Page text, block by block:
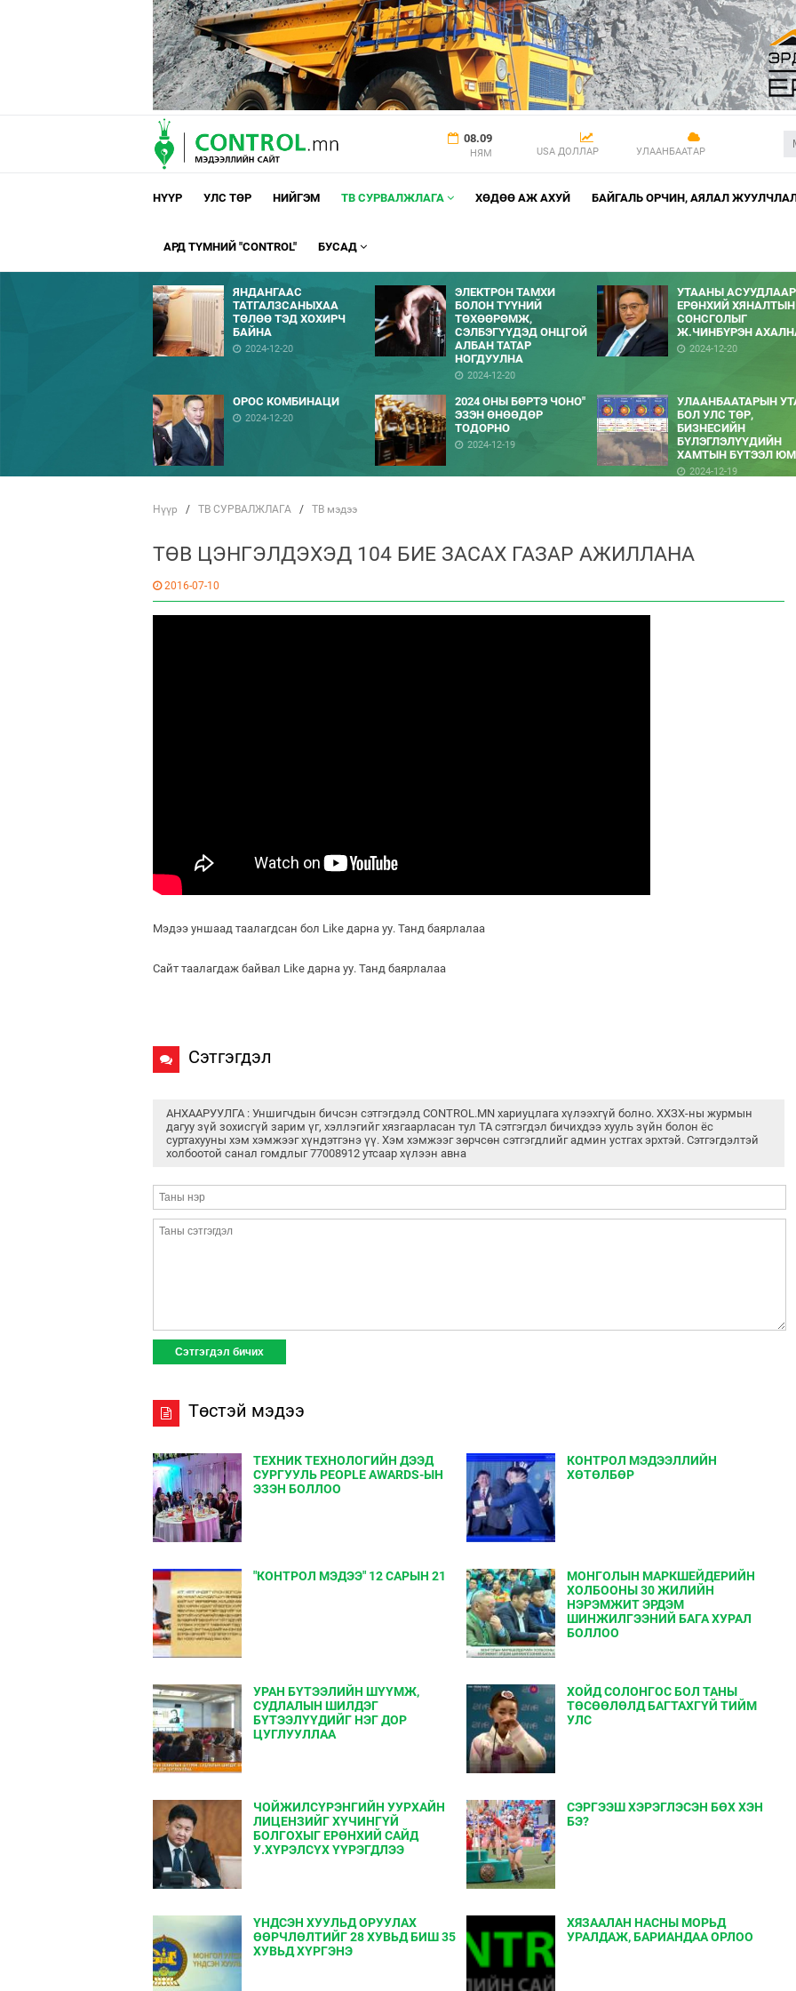
08.09
НЯМ USA ДОЛЛАР УЛААНБААТАР
НҮҮР УЛС ТӨР НИЙГЭМ ТВ СУРВАЛЖЛАГА ХӨДӨӨ АЖ АХУЙ БАЙГАЛЬ ОРЧИН, АЯЛАЛ
АРД ТҮМНИЙ "CONTROL" БУСАД
ЯНДАНГААС
ТАТГАЛЗСАНЫХАА
ТӨЛӨӨ ТЭД ХОХИРЧ
БАЙНА
2024-12-20
ЭЛЕКТРОН ТАМХИ
БОЛОН ТҮҮНИЙ
ТӨХӨӨРӨМЖ,
СЭЛБЭГҮҮДЭД ОНЦГОЙ
АЛБАН ТАТАР
НОГДУУЛНА
2024-12-20
УТААНЫ АСУУДЛААР
ЕРӨНХИЙ ХЯНАЛТЫН
СОНСГОЛЫГ
Ж.ЧИНБҮРЭН
2024-12-20
ОРОС КОМБИНАЦИ
2024-12-20
2024 ОНЫ БӨРТЭ ЧОНО"
ЭЗЭН ӨНӨӨДӨР
ТОДОРНО
2024-12-19
УЛААНБААТАРЫН
БОЛ УЛС ТӨР,
БИЗНЕСИЙН
БҮЛЭГЛЭЛҮҮДИЙН
ХАМТЫН БҮТЭЭЛ ЮМ
2024-12-19
Нүүр / ТВ СУРВАЛЖЛАГА / ТВ мэдээ
ТӨВ ЦЭНГЭЛДЭХЭД 104 БИЕ ЗАСАХ ГАЗАР АЖИЛЛАНА
2016-07-10
Мэдээ уншаад таалагдсан бол Like дарна уу. Танд баярлалаа
Сайт таалагдаж байвал Like дарна уу. Танд баярлалаа
Сэтгэгдэл
АНХААРУУЛГА : Уншигчдын бичсэн сэтгэгдэлд CONTROL.MN хариуцлага хүлээхгүй болно. ХХЗХ-ны журмын
дагуу зүй зохисгүй зарим үг, хэллэгийг хязгаарласан тул ТА сэтгэгдэл бичихдээ хууль зүйн болон ёс
суртахууны хэм хэмжээг хүндэтгэнэ үү. Хэм хэмжээг зөрчсөн сэтгэгдлийг админ устгах эрхтэй. Сэтгэгдэлтэй
холбоотой санал гомдлыг 77008912 утсаар хүлээн авна
Төстэй мэдээ
ТЕХНИК ТЕХНОЛОГИЙН ДЭЭД
СУРГУУЛЬ PEOPLE AWARDS-ЫН
ЭЗЭН БОЛЛОО
КОНТРОЛ МЭДЭЭЛЛИЙН
ХӨТӨЛБӨР
"КОНТРОЛ МЭДЭЭ" 12 САРЫН 21
МОНГОЛЫН МАРКШЕЙДЕРИЙН
ХОЛБООНЫ 30 ЖИЛИЙН
НЭРЭМЖИТ ЭРДЭМ
ШИНЖИЛГЭЭНИЙ БАГА ХУРАЛ
БОЛЛОО
УРАН БҮТЭЭЛИЙН ШҮҮМЖ,
СУДЛАЛЫН ШИЛДЭГ
БҮТЭЭЛҮҮДИЙГ НЭГ ДОР
ЦУГЛУУЛЛАА
ХОЙД СОЛОНГОС БОЛ ТАНЫ
ТӨСӨӨЛӨЛД БАГТАХГҮЙ ТИЙМ
УЛС
ЧОЙЖИЛСҮРЭНГИЙН УУРХАЙН
ЛИЦЕНЗИЙГ ХҮЧИНГҮЙ
БОЛГОХЫГ ЕРѲНХИЙ САЙД
У.ХҮРЭЛСҮХ ҮҮРЭГДЛЭЭ
СЭРГЭЭШ ХЭРЭГЛЭСЭН БӨХ ХЭН
БЭ?
ҮНДСЭН ХУУЛЬД ОРУУЛАХ
ӨӨРЧЛӨЛТИЙГ 28 ХУВЬД БИШ 35
ХУВЬД ХҮРГЭНЭ
ХЯЗААЛАН НАСНЫ МОРЬД
УРАЛДАЖ, БАРИАНДАА ОРЛОО